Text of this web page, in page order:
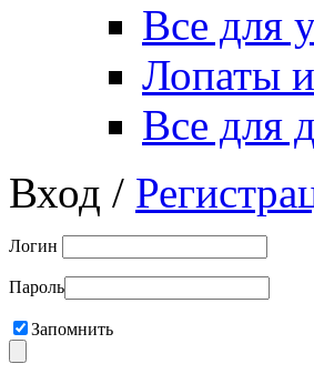
Все для
Лопаты
Все для
Вход /
Логин
Пароль
Запомнить